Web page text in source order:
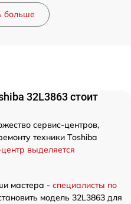
больше
32L3863 стоит
сервис-центров,
техники Toshiba
выделяется
мастера - специалисты по
модель 32L3863 для